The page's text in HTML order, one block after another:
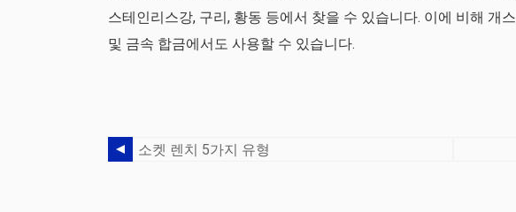
스테인리스강, 구리, 황동 등에서 찾을 수 있습니다. 이에 비해 개
및 금속 합금에서도 사용할 수 있습니다.
소켓 렌치 5가지 유형